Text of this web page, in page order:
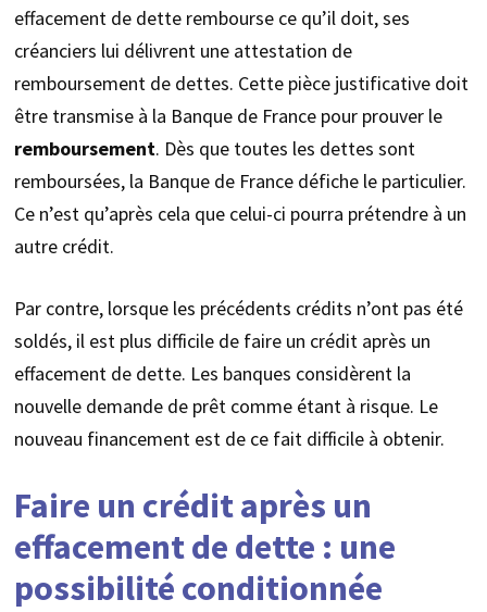
effacement de dette rembourse ce qu’il doit, ses
créanciers lui délivrent une attestation de
remboursement de dettes. Cette pièce justificative doit
être transmise à la Banque de France pour prouver le
remboursement. Dès que toutes les dettes sont
remboursées, la Banque de France défiche le particulier.
Ce n’est qu’après cela que celui-ci pourra prétendre à un
autre crédit.
Par contre, lorsque les précédents crédits n’ont pas été
soldés, il est plus difficile de faire un crédit après un
effacement de dette. Les banques considèrent la
nouvelle demande de prêt comme étant à risque. Le
nouveau financement est de ce fait difficile à obtenir.
Faire un crédit après un
effacement de dette : une
possibilité conditionnée